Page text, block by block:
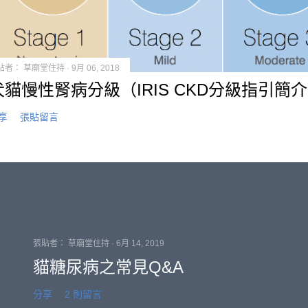
者： 草廟堂住持 9月 06, 2018
貓慢性腎病分級（IRIS CKD分級指引簡
張貼留言
張貼者： 草廟堂住持 6月 14, 2019
貓糖尿病之常見Q&A
分享 2 則留言